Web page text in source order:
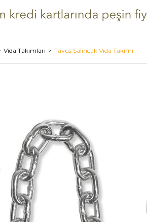
Vida Takımları Tavus Salıncak Vida Takımı